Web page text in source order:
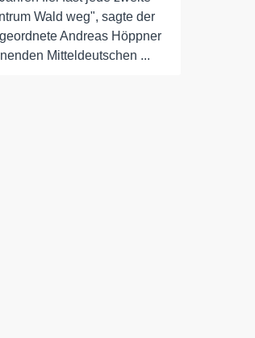
Wald weg", sagte der
Andreas Höppner
Mitteldeutschen ...